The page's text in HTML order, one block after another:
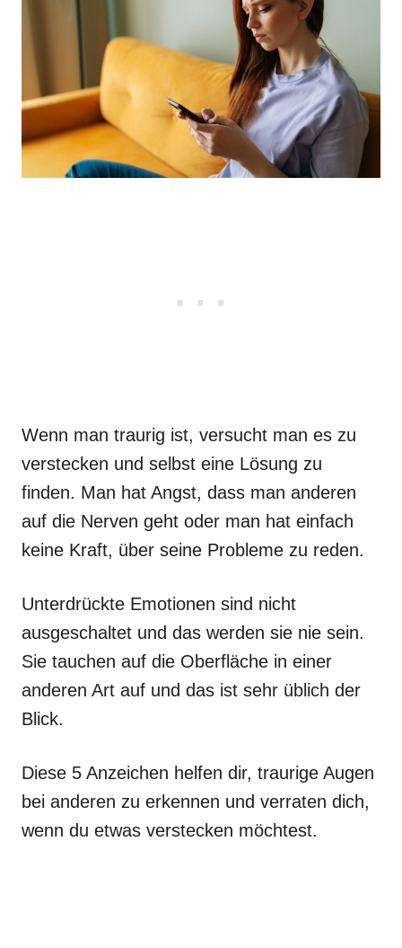
Wenn man traurig ist, versucht man es zu
verstecken und selbst eine Lösung zu
finden. Man hat Angst, dass man anderen
auf die Nerven geht oder man hat einfach
keine Kraft, über seine Probleme zu reden.
Unterdrückte Emotionen sind nicht
ausgeschaltet und das werden sie nie sein.
Sie tauchen auf die Oberfläche in einer
anderen Art auf und das ist sehr üblich der
Blick.
Diese 5 Anzeichen helfen dir, traurige Augen
bei anderen zu erkennen und verraten dich,
wenn du etwas verstecken möchtest.